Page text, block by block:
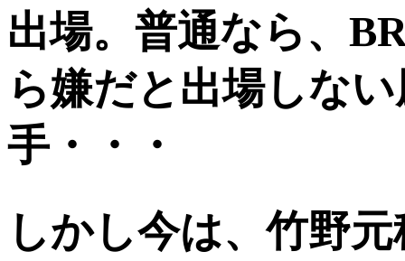
出場。普通なら、
ら嫌だと出場しな
手・・・
しかし今は、竹野